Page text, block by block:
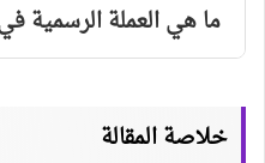
ما هي العملة الرسمية
خلاصة المقالة